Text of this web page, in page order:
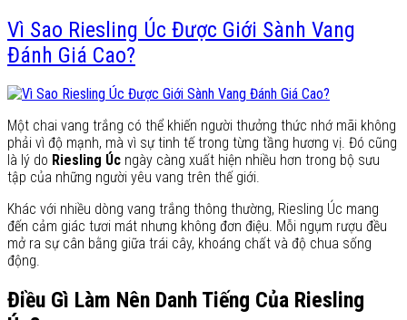
Vì Sao Riesling Úc Được Giới Sành Vang
Đánh Giá Cao?
Một chai vang trắng có thể khiến người thưởng thức nhớ mãi không
phải vì độ mạnh, mà vì sự tinh tế trong từng tầng hương vị. Đó cũng
là lý do Riesling Úc ngày càng xuất hiện nhiều hơn trong bộ sưu
tập của những người yêu vang trên thế giới.
Khác với nhiều dòng vang trắng thông thường, Riesling Úc mang
đến cảm giác tươi mát nhưng không đơn điệu. Mỗi ngụm rượu đều
mở ra sự cân bằng giữa trái cây, khoáng chất và độ chua sống
động.
Điều Gì Làm Nên Danh Tiếng Của Riesling